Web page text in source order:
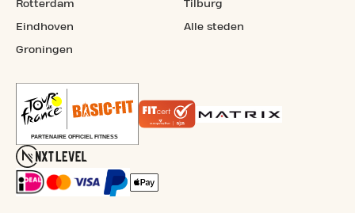
Rotterdam
Eindhoven
Groningen
Tilburg
Alle steden